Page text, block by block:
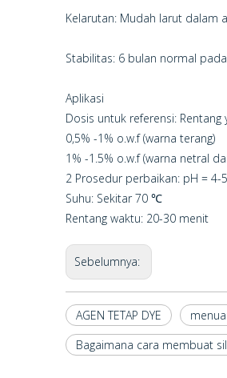
Kelarutan: Mudah larut dalam
Stabilitas: 6 bulan normal
Aplikasi
Dosis untuk referensi:
0,5% -1% o.w.f (warna terang)
1% -1.5% o.w.f (warna netral
2 Prosedur perbaikan: pH = 4-5
Suhu: Sekitar 70 ℃
Rentang waktu: 20-30 menit
Sebelumnya:
AGEN TETAP DYE
Bagaimana cara membuat